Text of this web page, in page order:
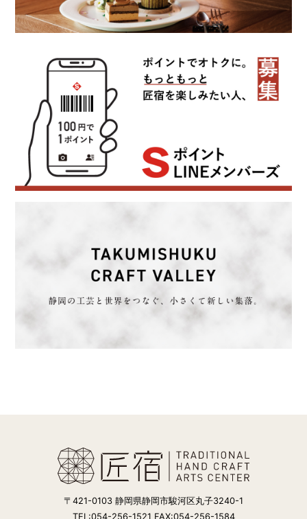
〒421-0103 静岡県静岡市駿河区丸子3240-1
TEL:054-256-1521 FAX:054-256-1584